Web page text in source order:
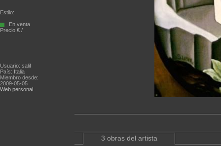
Estilo:
En venta
Precio € /
Usuario: salif
País: Italia
Miembro desde:
2009-05-05
Web personal
3 obras del artista